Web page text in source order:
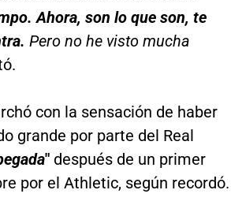
Ahora, son lo que son, te
Pero no he visto mucha
con la sensación de haber
grande por parte del Real
" después de un primer
por el Athletic, según recordó.